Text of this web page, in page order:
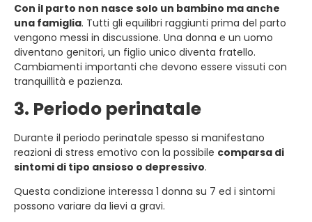
Con il parto non nasce solo un bambino ma anche
una famiglia. Tutti gli equilibri raggiunti prima del parto
vengono messi in discussione. Una donna e un uomo
diventano genitori, un figlio unico diventa fratello.
Cambiamenti importanti che devono essere vissuti con
tranquillità e pazienza.
3. Periodo perinatale
Durante il periodo perinatale spesso si manifestano
reazioni di stress emotivo con la possibile comparsa di
sintomi di tipo ansioso o depressivo.
Questa condizione interessa 1 donna su 7 ed i sintomi
possono variare da lievi a gravi.